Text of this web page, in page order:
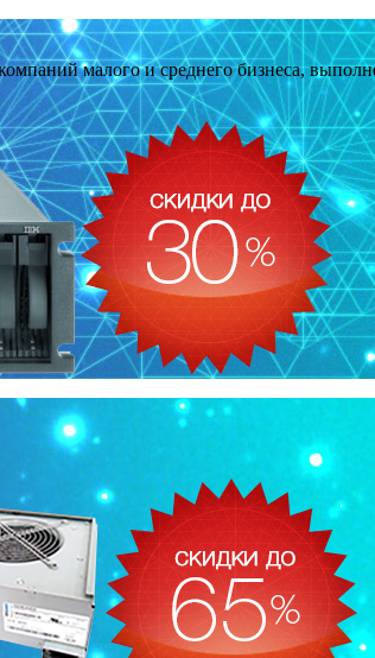
малого и среднего бизнеса,